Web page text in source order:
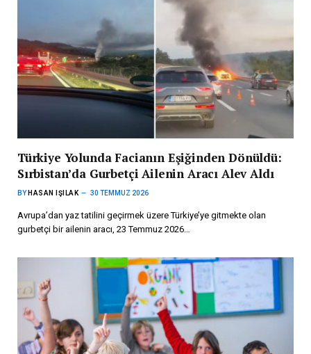
Türkiye Yolunda Facianın Eşiğinden Dönüldü:
Sırbistan’da Gurbetçi Ailenin Aracı Alev Aldı
BY HASAN IŞILAK 30 TEMMUZ 2026
Avrupa’dan yaz tatilini geçirmek üzere Türkiye’ye gitmekte olan
gurbetçi bir ailenin aracı, 23 Temmuz 2026…